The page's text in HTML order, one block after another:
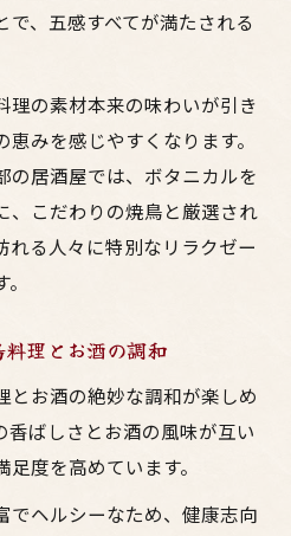
、五感すべてが満たされる
理の素材本来の味わいが引き
みを感じやすくなります。
の居酒屋では、ボタニカルを
、こだわりの焼鳥と厳選され
れる人々に特別なリラクゼー
理とお酒の調和
とお酒の絶妙な調和が楽しめ
香ばしさとお酒の風味が互い
度を高めています。
でヘルシーなため、健康志向